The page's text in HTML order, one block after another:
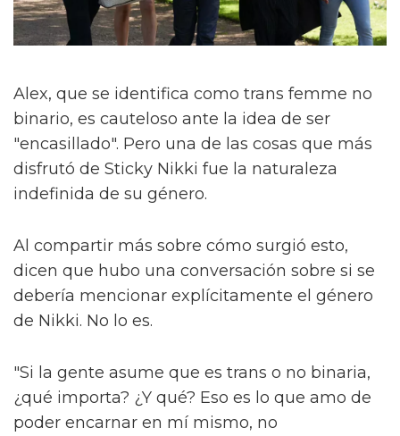
Alex, que se identifica como trans femme no
binario, es cauteloso ante la idea de ser
"encasillado". Pero una de las cosas que más
disfrutó de Sticky Nikki fue la naturaleza
indefinida de su género.
Al compartir más sobre cómo surgió esto,
dicen que hubo una conversación sobre si se
debería mencionar explícitamente el género
de Nikki. No lo es.
"Si la gente asume que es trans o no binaria,
¿qué importa? ¿Y qué? Eso es lo que amo de
poder encarnar en mí mismo, no